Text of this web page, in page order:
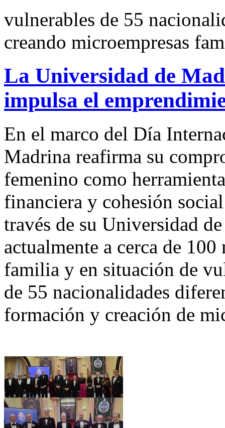
vulnerables de 55
creando microempresas
La Universidad de
impulsa el
En el marco del Día
Madrina reafirma su
femenino como
financiera y cohesión
través de su Universidad
actualmente a cerca de 100
familia y en situación de
de 55 nacionalidades
formación y creación de